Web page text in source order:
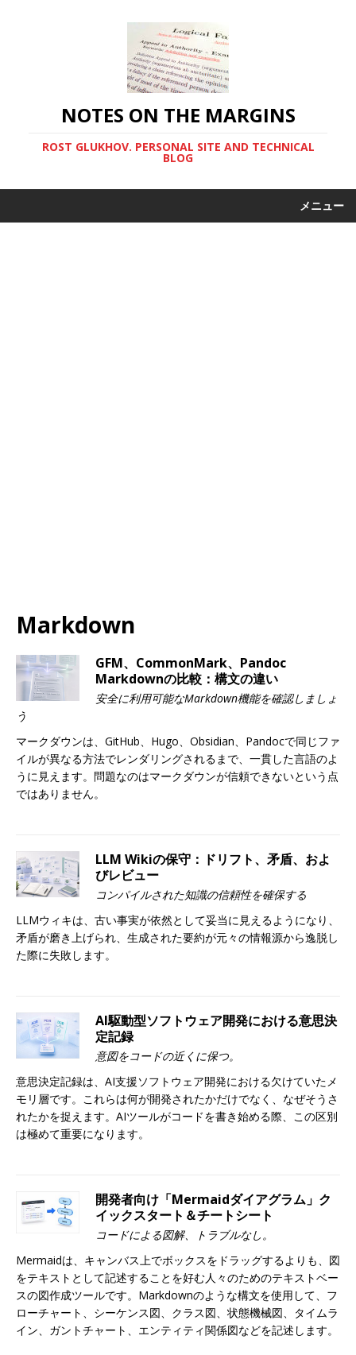
NOTES ON THE MARGINS
ROST GLUKHOV. PERSONAL SITE AND TECHNICAL
BLOG
メニュー
Markdown
GFM、CommonMark、Pandoc
Markdownの比較：構文の違い
安全に利用可能なMarkdown機能を確認しましょ
う
マークダウンは、GitHub、Hugo、Obsidian、Pandocで同じファ
イルが異なる方法でレンダリングされるまで、一貫した言語のよ
うに見えます。問題なのはマークダウンが信頼できないという点
ではありません。
LLM Wikiの保守：ドリフト、矛盾、およ
びレビュー
コンパイルされた知識の信頼性を確保する
LLMウィキは、古い事実が依然として妥当に見えるようになり、
矛盾が磨き上げられ、生成された要約が元々の情報源から逸脱し
た際に失敗します。
AI駆動型ソフトウェア開発における意思決
定記録
意図をコードの近くに保つ。
意思決定記録は、AI支援ソフトウェア開発における欠けていたメ
モリ層です。これらは何が開発されたかだけでなく、なぜそうさ
れたかを捉えます。AIツールがコードを書き始める際、この区別
は極めて重要になります。
開発者向け「Mermaidダイアグラム」ク
イックスタート＆チートシート
コードによる図解、トラブルなし。
Mermaidは、キャンバス上でボックスをドラッグするよりも、図
をテキストとして記述することを好む人々のためのテキストベー
スの図作成ツールです。Markdownのような構文を使用して、フ
ローチャート、シーケンス図、クラス図、状態機械図、タイムラ
イン、ガントチャート、エンティティ関係図などを記述します。